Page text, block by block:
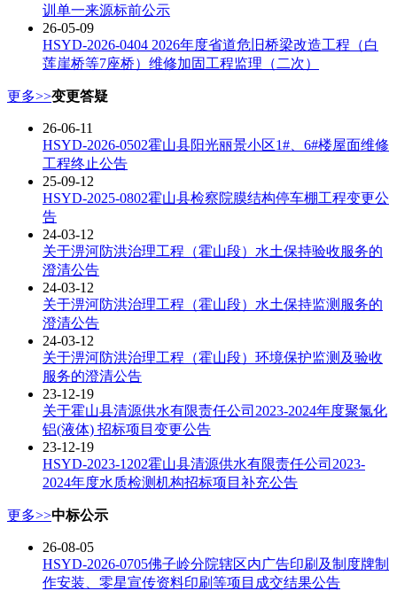
训单一来源标前公示
26-05-09
HSYD-2026-0404 2026年度省道危旧桥梁改造工程（白
莲崖桥等7座桥）维修加固工程监理（二次）
更多>>变更答疑
26-06-11
HSYD-2026-0502霍山县阳光丽景小区1#、6#楼屋面维修
工程终止公告
25-09-12
HSYD-2025-0802霍山县检察院膜结构停车棚工程变更公
告
24-03-12
关于淠河防洪治理工程（霍山段）水土保持验收服务的
澄清公告
24-03-12
关于淠河防洪治理工程（霍山段）水土保持监测服务的
澄清公告
24-03-12
关于淠河防洪治理工程（霍山段）环境保护监测及验收
服务的澄清公告
23-12-19
关于霍山县清源供水有限责任公司2023-2024年度聚氯化
铝(液体) 招标项目变更公告
23-12-19
HSYD-2023-1202霍山县清源供水有限责任公司2023-
2024年度水质检测机构招标项目补充公告
更多>>中标公示
26-08-05
HSYD-2026-0705佛子岭分院辖区内广告印刷及制度牌制
作安装、零星宣传资料印刷等项目成交结果公告